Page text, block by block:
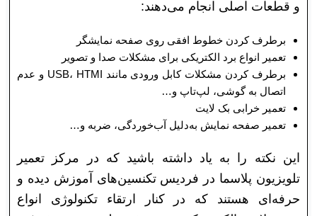
و قطعات اصلی انجام می‌دهند:
برطرف کردن خطوط افقی روی صفحه نمایشگر
تعمیر انواع برد الکتریکی برای مشکلات صدا و تصویر
برطرف کردن مشکلات کابل ورودی مانند USB، HTMI و عدم
اتصال به گوشی، لپ‌تاپ و…
تعمیر خرابی بک لایت
تعمیر صفحه نمایش به‌دلیل آب‌خوردگی، ضربه و…
این نکته را به یاد داشته باشید که در مرکز تعمیر
تلویزیون پلاسما در فردیس تکنسین‌های آموزش دیده و
حرفه‌ای هستند که در کنار ارتقاء تکنولوژی انواع